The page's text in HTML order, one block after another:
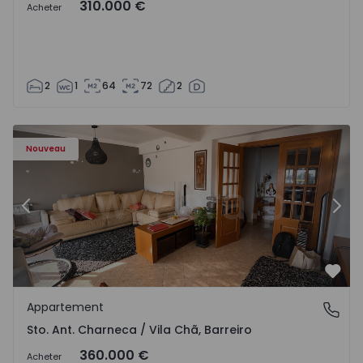
Acheter 310.000 €
2 1 64 72 2
Nouveau
- 1573477 - 14
Appartement T3 Barreiro, Sto. Ant. Charneca / Vila Chã -
Précédent
Sto. Ant. Charneca / Vila Chã, Barreiro
Appartement
Sto. Ant. Charneca / Vila Chã, Barreiro
Acheter 360.000 €